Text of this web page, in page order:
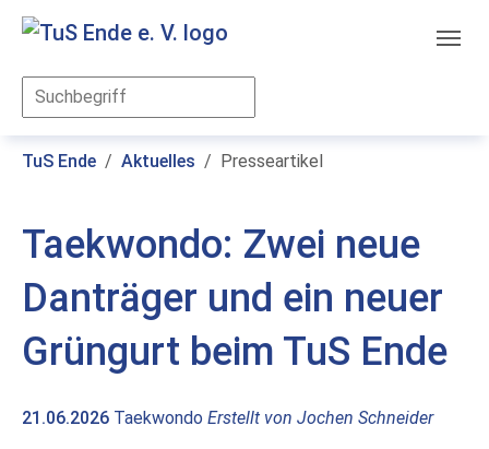
Skip to main content
TuS Ende Aktuelles Presseartikel
Taekwondo: Zwei neue
Danträger und ein neuer
Grüngurt beim TuS Ende
21.06.2026 Taekwondo Erstellt von Jochen Schneider